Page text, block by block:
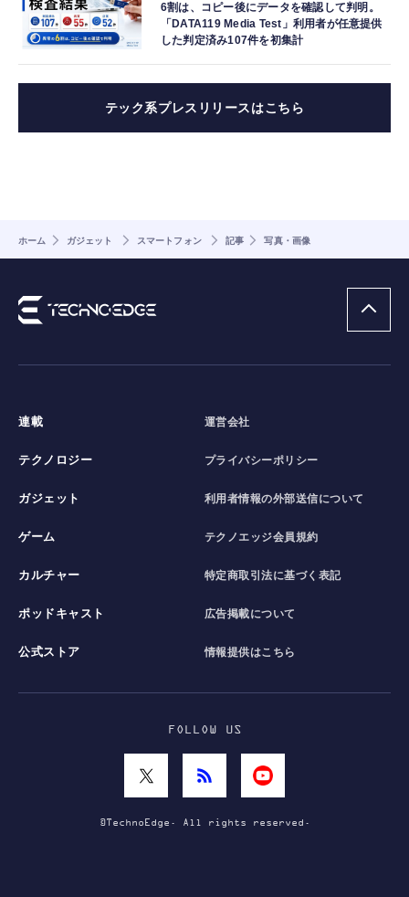
6割は、コピー後にデータを確認して判明。
「DATA119 Media Test」利用者が任意提供
した判定済み107件を初集計
テック系プレスリリースはこちら
ホーム ガジェット スマートフォン 記事 写真・画像
連載
テクノロジー
ガジェット
ゲーム
カルチャー
ポッドキャスト
公式ストア
運営会社
プライバシーポリシー
利用者情報の外部送信について
テクノエッジ会員規約
特定商取引法に基づく表記
広告掲載について
情報提供はこちら
FOLLOW US
©TechnoEdge. All rights reserved.